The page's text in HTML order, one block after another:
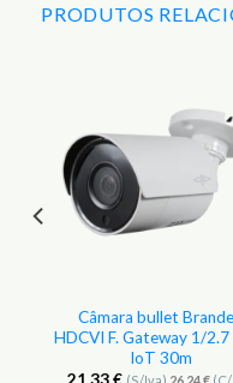
PRODUTOS
Câmara bullet
HDCVI F. Gateway 1/
IoT 30m